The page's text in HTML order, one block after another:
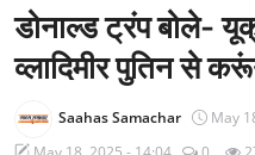
अंतराष्ट्रीय
खेल
डोनाल्ड ट्रंप बोले-
व्लादिमीर पुतिन से
Saahas Samachar
May